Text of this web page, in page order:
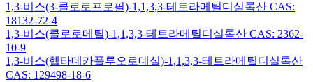
1,3-비스(3-클로로프로필)-1,1,3,3-테트라메틸디실록산 CAS:
18132-72-4
1,3-비스(클로로메틸)-1,1,3,3-테트라메틸디실록산 CAS: 2362-
10-9
1,3-비스(헵타데카플루오로데실)-1,1,3,3-테트라메틸디실록산
CAS: 129498-18-6